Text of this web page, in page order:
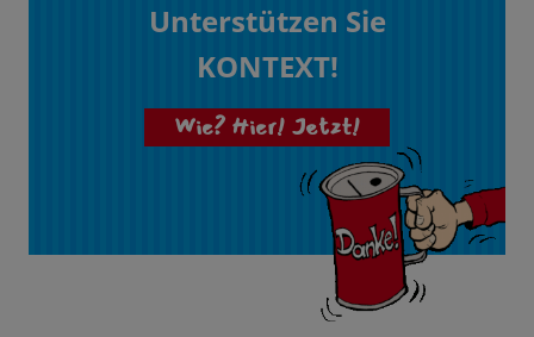
Unterstützen Sie
KONTEXT!
Wie? Hier! Jetzt!